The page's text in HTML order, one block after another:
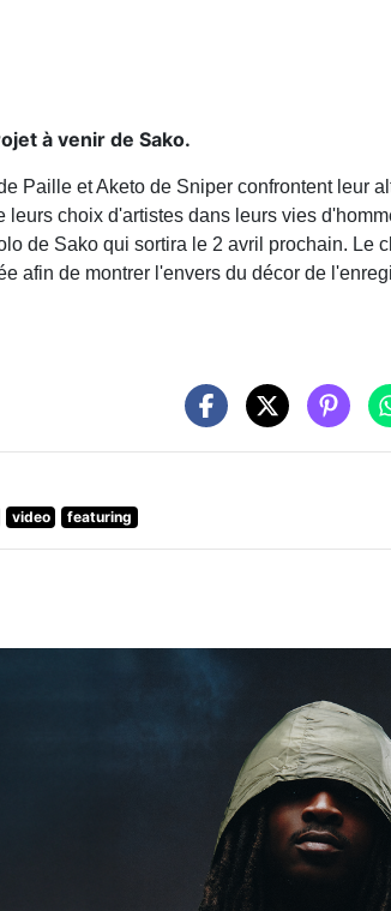
à venir de Sako.
Paille et Aketo de Sniper confrontent leur
leurs choix d'artistes dans leurs vies
de Sako qui sortira le 2 avril prochain. Le
afin de montrer l'envers du décor de
video featuring